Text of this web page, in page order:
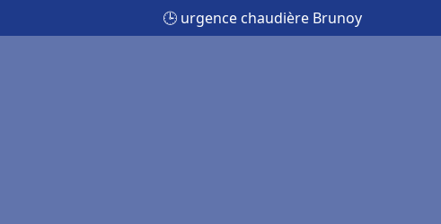
🕒 urgence chaudière Brunoy